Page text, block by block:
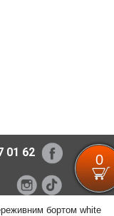
01 62 0
бортом white